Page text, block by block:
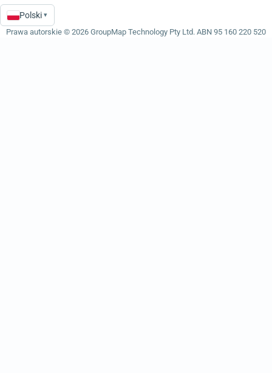
Language
Polski ▾
Prawa autorskie © 2026 GroupMap Technology Pty Ltd. ABN 95 160 220 520